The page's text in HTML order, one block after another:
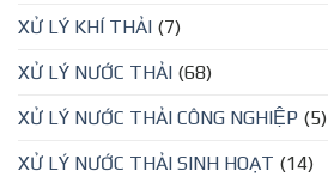
XỬ LÝ KHÍ THẢI (7)
XỬ LÝ NƯỚC THẢI (68)
XỬ LÝ NƯỚC THẢI CÔNG NGHIỆP (5)
XỬ LÝ NƯỚC THẢI SINH HOẠT (14)